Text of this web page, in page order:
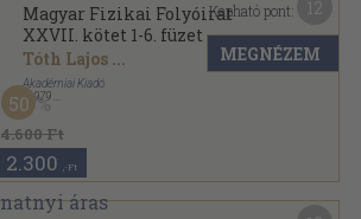
Magyar Fizikai Folyóirat
XXVII. kötet 1-6. füzet
Tóth Lajos ...
Akadémiai Kiadó
, 1979
Ragasztott papírkötés
Magyar Fizikai Folyóirat sorozat
4.600 Ft
50
2.300 ,-Ft
Kapható pont:
MEGNÉZEM